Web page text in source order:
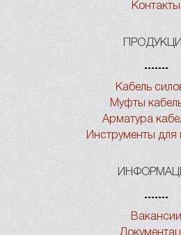
Контакты
Кабель
Муфты
Арматура
Инструменты для
Вакансии